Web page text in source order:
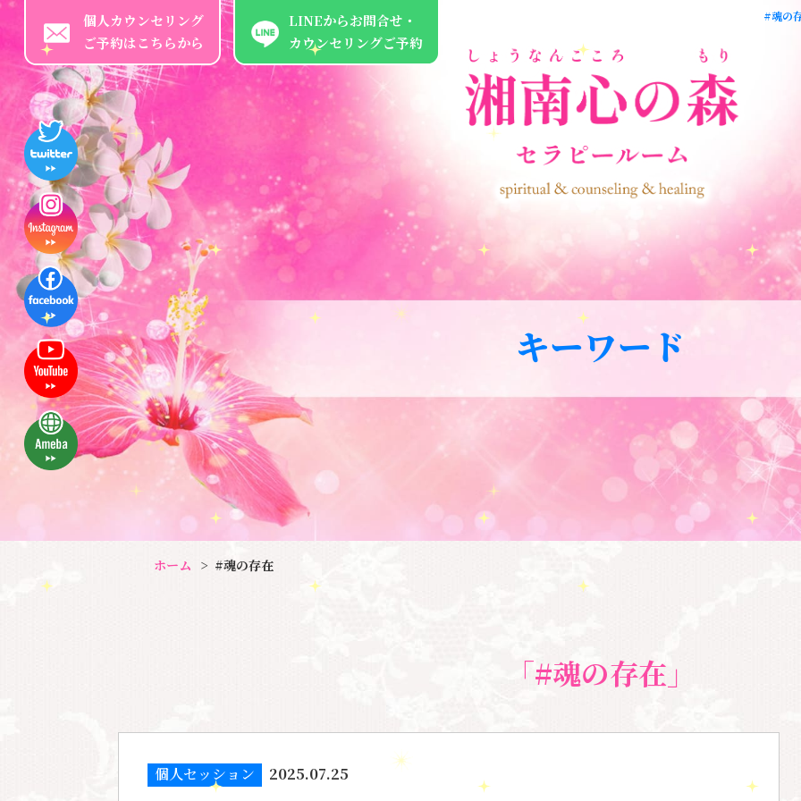
個人カウンセリング
ご予約はこちらから
LINEからお問合せ・
カウンセリングご予約
#魂の
キーワード
ホーム #魂の存在
「#魂の存在」
個人セッション 2025.07.25